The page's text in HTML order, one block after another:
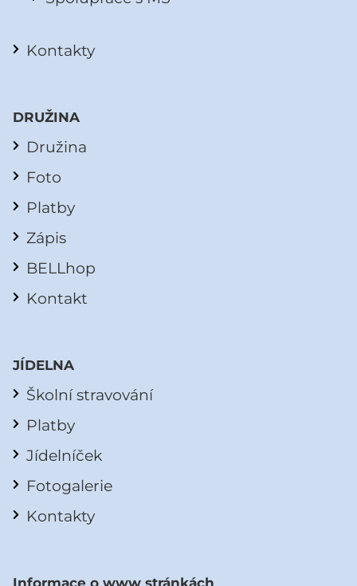
Kontakty
DRUŽINA
Družina
Foto
Platby
Zápis
BELLhop
Kontakt
JÍDELNA
Školní stravování
Platby
Jídelníček
Fotogalerie
Kontakty
Informace o www stránkách